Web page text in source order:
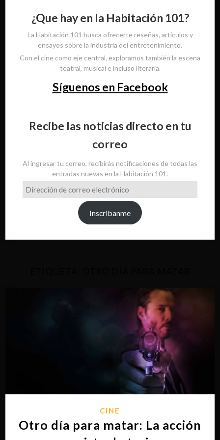
¿Que hay en la Habitación 101?
La Habitación 101 busca ofrecerte reseñas, artículos y
ensayos sobre la industria del entretenimiento.
Con el cine como eje central, exploramos también la escena
teatral, musical e incluso literaria.
Síguenos en Facebook
Recibe las noticias directo en tu
correo
Al ingresar tu correo, recibirás notificaciones de todas las
entradas nuevas en la Habitación 101.
Dirección
de
Inscribanme
CINE
Otro día para matar: La acción